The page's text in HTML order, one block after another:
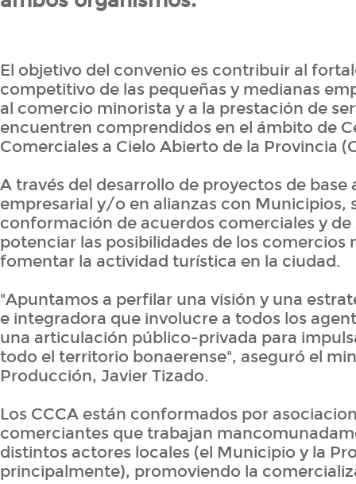
El objetivo del convenio es contribuir al
competitivo de las pequeñas y medianas
al comercio minorista y a la prestación de
encuentren comprendidos en el ámbito de
Comerciales a Cielo Abierto de la Provincia
A través del desarrollo de proyectos de base
empresarial y/o en alianzas con Municipios,
conformación de acuerdos comerciales y de
potenciar las posibilidades de los comercios
fomentar la actividad turística en la ciudad.
"Apuntamos a perfilar una visión y una
e integradora que involucre a todos los
una articulación público-privada para
todo el territorio bonaerense", aseguró el
Producción, Javier Tizado.
Los CCCA están conformados por
comerciantes que trabajan
distintos actores locales (el Municipio y la
principalmente), promoviendo la